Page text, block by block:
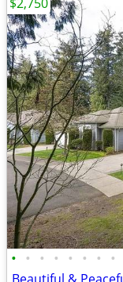
• • • • • • • •